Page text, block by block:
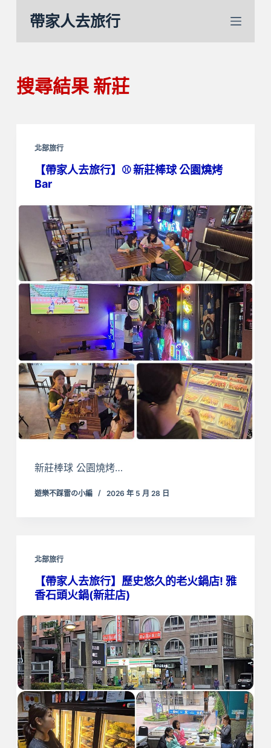
內
容
帶家人去旅行
搜尋結果新莊
北部旅行
【帶家人去旅行】⚾️ 新莊棒球 公園燒烤
Bar
新莊棒球 公園燒烤…
遊樂不踩雷の小編 2026 年 5 月 28 日
北部旅行
【帶家人去旅行】歷史悠久的老火鍋店! 雅
香石頭火鍋(新莊店)